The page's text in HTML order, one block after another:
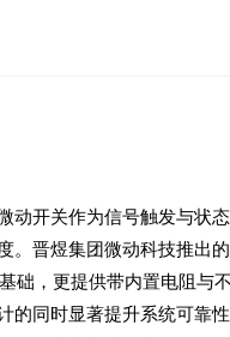
。晋煜集团微动科技推出的